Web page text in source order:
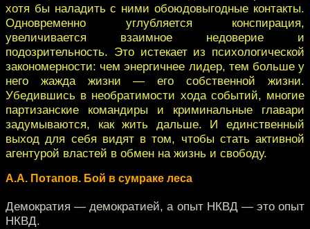
хотя бы наладить с ними обоюдовыгодные контакты.
Одновременно углубляется конспирация,
увеличивается взаимное недоверие и
подозрительность. Это истекает из психологической
закономерности: чем энергичнее лидер, тем больше у
него жажда жизни — его собственной жизни.
Убедившись в необратимости хода событий, многие
партизанские командиры и криминальные главари
задумываются, как жить дальше. И единственный
выход для себя видят в том, чтобы стать активной
агентурой властей в обмен на жизнь и свободу.
А.А. Потапов. Бой в сумраке леса
Демократия — демократией, а опыт НКВД — это опыт
НКВД.